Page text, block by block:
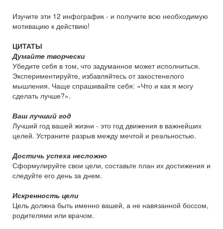
Изучите эти 12 инфографик - и получите всю необходимую
мотивацию к действию!
ЦИТАТЫ
Думайте творчески
Убедите себя в том, что задуманное может исполниться.
Экспериментируйте, избавляйтесь от закостенелого
мышления. Чаще спрашивайте себя: «Что и как я могу
сделать лучше?».
Ваш лучший год
Лучший год вашей жизни - это год движения в важнейших
целей. Устраните разрыв между мечтой и реальностью.
Достичь успеха несложно
Сформулируйте свои цели, составьте план их достижения и
следуйте его день за днем.
Искренность цели
Цель должна быть именно вашей, а не навязанной боссом,
родителями или врачом.